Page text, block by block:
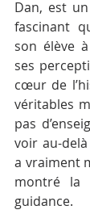
Dan, est
fascinant
son élève
ses
cœur de
véritables
pas
voir au-
a vraiment
montré la
guidance.